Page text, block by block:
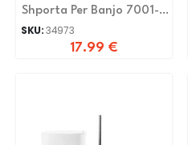
Shporta Per Banjo 7001-
Beige
SKU:34973
17.99 €